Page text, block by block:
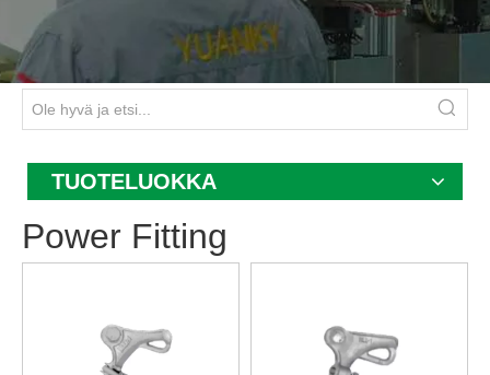
TUOTELUOKKA
Power Fitting